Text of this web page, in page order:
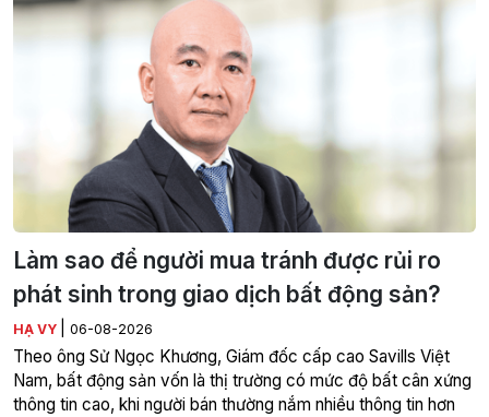
Làm sao để người mua tránh được rủi ro
phát sinh trong giao dịch bất động sản?
HẠ VY 06-08-2026
Theo ông Sử Ngọc Khương, Giám đốc cấp cao Savills Việt
Nam, bất động sản vốn là thị trường có mức độ bất cân xứng
thông tin cao, khi người bán thường nắm nhiều thông tin hơn